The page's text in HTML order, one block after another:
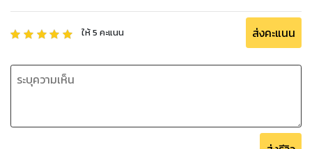
ให้5 คะแนน ส่งคะแนน